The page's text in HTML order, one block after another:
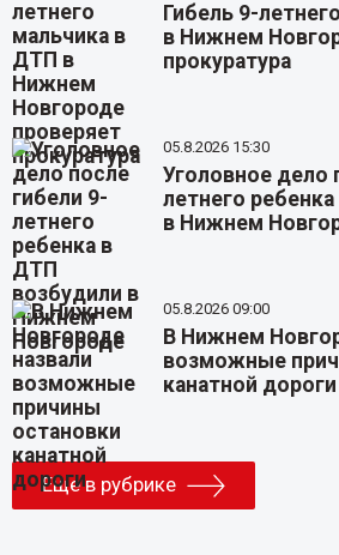
Гибель 9-
в Нижнем
прокуратура
05.8.2026 15:30
Уголовное дело
летнего
в Нижнем
05.8.2026 09:00
В Нижнем
возможные
канатной дороги
Еще в рубрике